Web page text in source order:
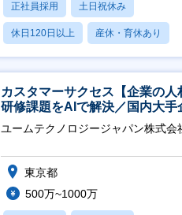
正社員採用 土日祝休み
休日120日以上 産休・育休あり
賞与あり
カスタマーサクセス【企業の人
研修課題をAIで解決／国内大手
約3万社導入／フレックス可】
ユームテクノロジージャパン株式会
東京都
500万~1000万